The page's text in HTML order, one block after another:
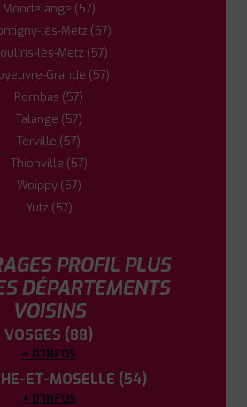
Mondelange (57)
lès-Metz (57)
lès-Metz (57)
Grande (57)
Rombas (57)
Talange (57)
Terville (57)
Thionville (57)
Woippy (57)
Yutz (57)
PROFIL PLUS
DÉPARTEMENTS
VOISINS
VOSGES (88)
+ D'INFOS
ET-MOSELLE (54)
+ D'INFOS